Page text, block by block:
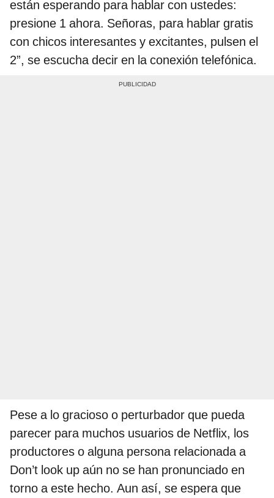
están esperando para hablar con ustedes:
presione 1 ahora. Señoras, para hablar gratis
con chicos interesantes y excitantes, pulsen el
2”, se escucha decir en la conexión telefónica.
Pese a lo gracioso o perturbador que pueda
parecer para muchos usuarios de Netflix, los
productores o alguna persona relacionada a
Don’t look up aún no se han pronunciado en
torno a este hecho. Aun así, se espera que